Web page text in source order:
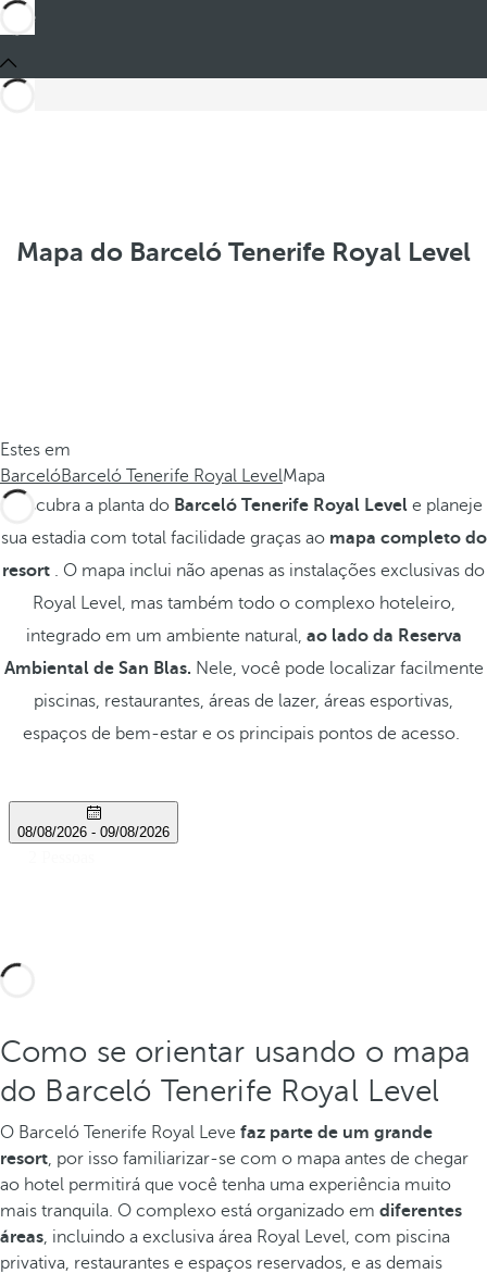
Mapa do Barceló Tenerife Royal Level
Estes em
BarcelóBarceló Tenerife Royal LevelMapa
Descubra a planta do Barceló Tenerife Royal Levele planeje
sua estadia com total facilidade graças ao mapa completo do
resort . O mapa inclui não apenas as instalações exclusivas do
Royal Level, mas também todo o complexo hoteleiro,
integrado em um ambiente natural, ao lado da Reserva
Ambiental de San Blas. Nele, você pode localizar facilmente
piscinas, restaurantes, áreas de lazer, áreas esportivas,
espaços de bem-estar e os principais pontos de acesso.
Como se orientar usando o mapa
do Barceló Tenerife Royal Level
O Barceló Tenerife Royal Leve faz parte de um grande
resort, por isso familiarizar-se com o mapa antes de chegar
ao hotel permitirá que você tenha uma experiência muito
mais tranquila. O complexo está organizado em diferentes
áreas, incluindo a exclusiva área Royal Level, com piscina
privativa, restaurantes e espaços reservados, e as demais